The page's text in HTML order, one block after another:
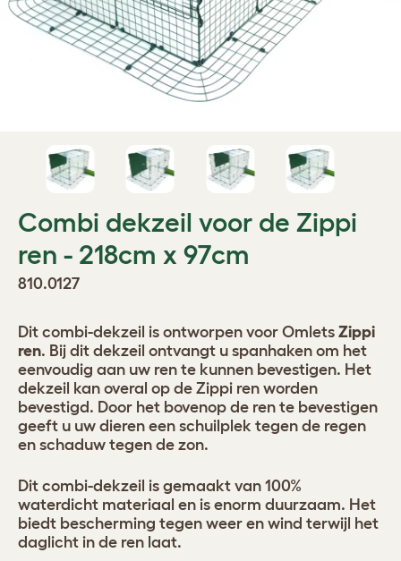
Combi dekzeil voor de Zippi
ren - 218cm x 97cm
810.0127
Dit combi-dekzeil is ontworpen voor Omlets Zippi
ren. Bij dit dekzeil ontvangt u spanhaken om het
eenvoudig aan uw ren te kunnen bevestigen. Het
dekzeil kan overal op de Zippi ren worden
bevestigd. Door het bovenop de ren te bevestigen
geeft u uw dieren een schuilplek tegen de regen
en schaduw tegen de zon.
Dit combi-dekzeil is gemaakt van 100%
waterdicht materiaal en is enorm duurzaam. Het
biedt bescherming tegen weer en wind terwijl het
daglicht in de ren laat.